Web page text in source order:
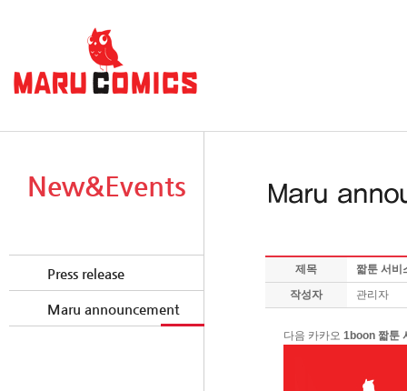
New&Events
Press release
Maru announcement
제목
짧툰 서비
작성자
관리자
다음 카카오 1boon 짧툰